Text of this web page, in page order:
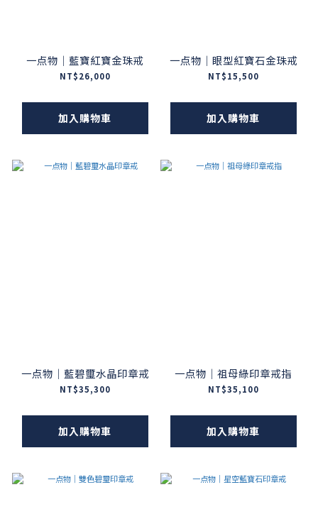
一点物｜藍寶紅寶金珠戒
NT$26,000
加入購物車
一点物｜眼型紅寶石金珠戒
NT$15,500
加入購物車
一点物｜藍碧璽水晶印章戒
NT$35,300
加入購物車
一点物｜祖母綠印章戒指
NT$35,100
加入購物車